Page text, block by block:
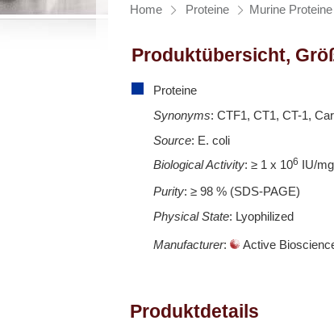
Home Proteine Murine Proteine
Produktübersicht,
Proteine
Synonyms: CTF1, CT1, CT-1,
Source: E. coli
Biological Activity: ≥ 1 x 106 IU/
Purity: ≥ 98 % (SDS-PAGE)
Physical State: Lyophilized
Manufacturer: Active
Produktdetails